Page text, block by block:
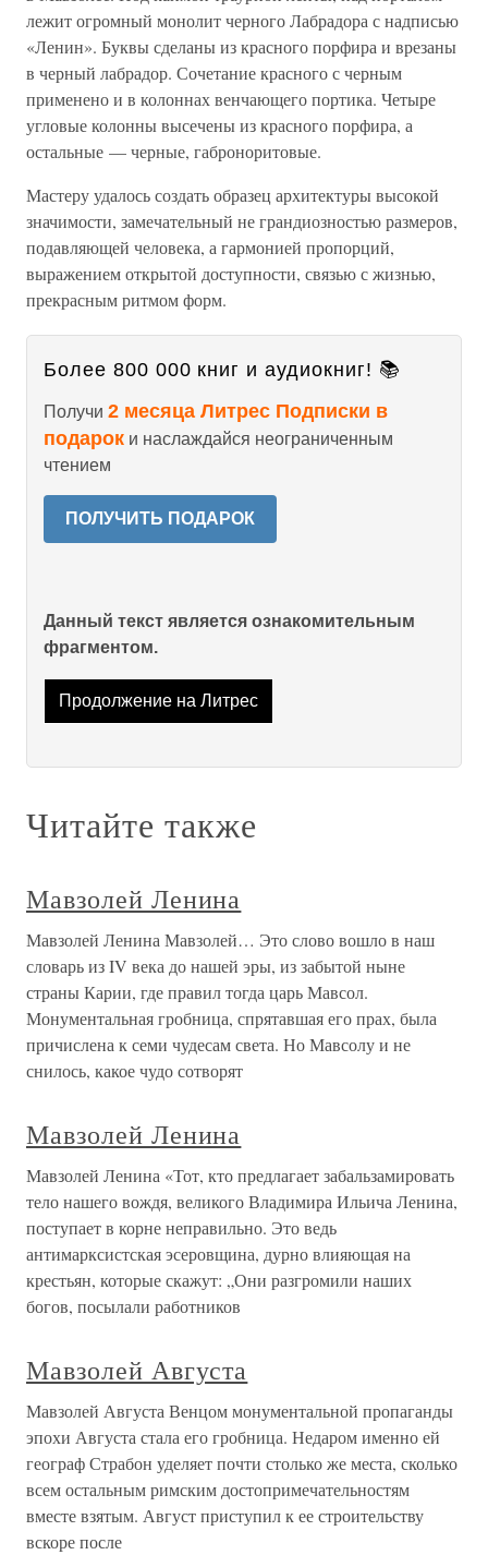
лежит огромный монолит черного Лабрадора с надписью
«Ленин». Буквы сделаны из красного порфира и врезаны
в черный лабрадор. Сочетание красного с черным
применено и в колоннах венчающего портика. Четыре
угловые колонны высечены из красного порфира, а
остальные — черные, габроноритовые.
Мастеру удалось создать образец архитектуры высокой
значимости, замечательный не грандиозностью размеров,
подавляющей человека, а гармонией пропорций,
выражением открытой доступности, связью с жизнью,
прекрасным ритмом форм.
Более 800 000 книг и аудиокниг! 📚
Получи 2 месяца Литрес Подписки в
подарок и наслаждайся неограниченным
чтением
ПОЛУЧИТЬ ПОДАРОК
Данный текст является ознакомительным
фрагментом.
Продолжение на Литрес
Читайте также
Мавзолей Ленина
Мавзолей Ленина Мавзолей… Это слово вошло в наш
словарь из IV века до нашей эры, из забытой ныне
страны Карии, где правил тогда царь Мавсол.
Монументальная гробница, спрятавшая его прах, была
причислена к семи чудесам света. Но Мавсолу и не
снилось, какое чудо сотворят
Мавзолей Ленина
Мавзолей Ленина «Тот, кто предлагает забальзамировать
тело нашего вождя, великого Владимира Ильича Ленина,
поступает в корне неправильно. Это ведь
антимарксистская эсеровщина, дурно влияющая на
крестьян, которые скажут: „Они разгромили наших
богов, посылали работников
Мавзолей Августа
Мавзолей Августа Венцом монументальной пропаганды
эпохи Августа стала его гробница. Недаром именно ей
географ Страбон уделяет почти столько же места, сколько
всем остальным римским достопримечательностям
вместе взятым. Август приступил к ее строительству
вскоре после